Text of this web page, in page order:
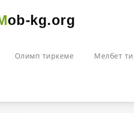
Mob-kg.org
Олимп тиркеме Мелбет